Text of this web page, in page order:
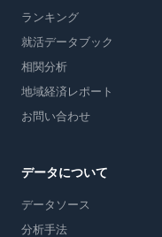
ランキング
就活データブック
相関分析
地域経済レポート
お問い合わせ
データについて
データソース
分析手法